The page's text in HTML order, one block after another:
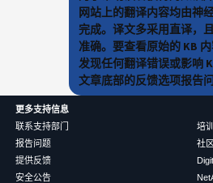
网站上的翻译内容均由神
完成。译文多采用直译，
准确。要查看原始的 KB
发现任何翻译错误或影响
文章底部的反馈选项报告问
更多支持信息
联系支持部门
报告问题
提供反馈
安全公告
培训
社